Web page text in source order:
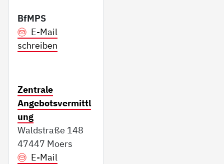
BfMPS
E-Mail
schreiben
Zentrale
Angebotsvermittl
ung
Waldstraße 148
47447 Moers
E-Mail